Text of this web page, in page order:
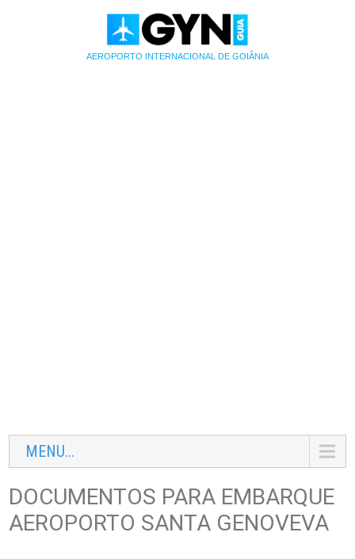
AEROPORTO INTERNACIONAL DE GOIÂNIA
MENU...
DOCUMENTOS PARA EMBARQUE
AEROPORTO SANTA GENOVEVA